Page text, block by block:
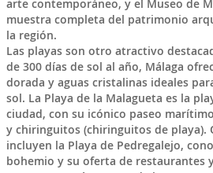
arte contemporáneo, y el Museo de
muestra completa del patrimonio
la región.
Las playas son otro atractivo
de 300 días de sol al año, Málaga
dorada y aguas cristalinas ideales
sol. La Playa de la Malagueta es la
ciudad, con su icónico paseo
y chiringuitos (chiringuitos de playa).
incluyen la Playa de Pedregalejo,
bohemio y su oferta de restaurantes